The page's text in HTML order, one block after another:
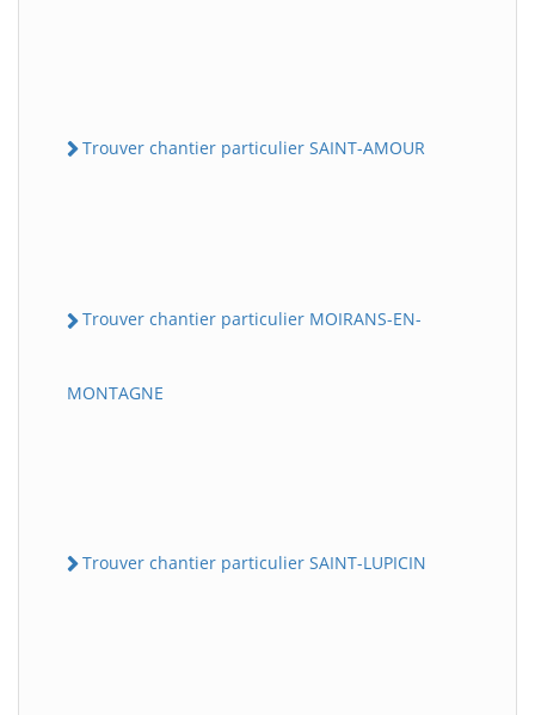
Trouver chantier particulier SAINT-AMOUR
Trouver chantier particulier MOIRANS-EN-
MONTAGNE
Trouver chantier particulier SAINT-LUPICIN